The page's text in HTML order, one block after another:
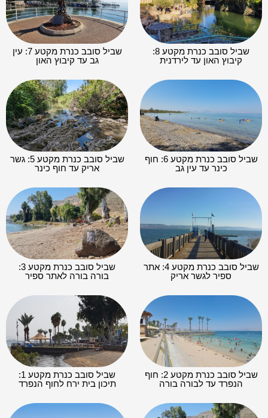
שביל סובב כנרת מקטע 8:
קיבוץ האון עד לירדנית
שביל סובב כנרת מקטע 7: עין
גב עד קיבוץ האון
שביל סובב כנרת מקטע 6: חוף
כינר עד עין גב
שביל סובב כנרת מקטע 5: גשר
אריק עד חוף כינר
שביל סובב כנרת מקטע 4: אתר
ספיר לגשר אריק
שביל סובב כנרת מקטע 3:
בורה בורה לאתר ספיר
שביל סובב כנרת מקטע 2: חוף
הנפרד עד לבורה בורה
שביל סובב כנרת מקטע 1:
תיכון בית ירח לחוף הנפרד